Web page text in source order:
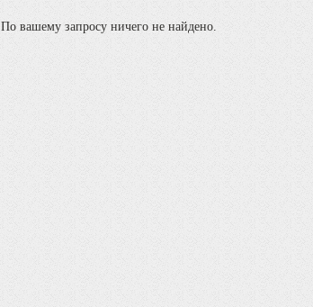
По вашему запросу ничего не найдено.